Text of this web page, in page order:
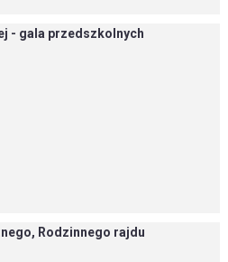
- gala przedszkolnych
Rodzinnego rajdu